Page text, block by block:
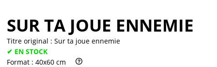
SUR TA JOUE ENNEMIE
Titre original : Sur ta joue ennemie
✔ EN STOCK
Format : 40x60 cm